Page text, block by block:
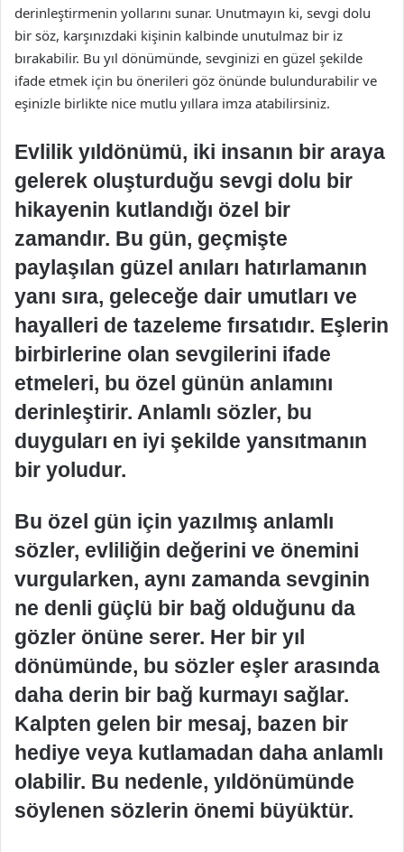
derinleştirmenin yollarını sunar. Unutmayın ki, sevgi dolu
bir söz, karşınızdaki kişinin kalbinde unutulmaz bir iz
bırakabilir. Bu yıl dönümünde, sevginizi en güzel şekilde
ifade etmek için bu önerileri göz önünde bulundurabilir ve
eşinizle birlikte nice mutlu yıllara imza atabilirsiniz.
Evlilik yıldönümü, iki insanın bir araya
gelerek oluşturduğu sevgi dolu bir
hikayenin kutlandığı özel bir
zamandır. Bu gün, geçmişte
paylaşılan güzel anıları hatırlamanın
yanı sıra, geleceğe dair umutları ve
hayalleri de tazeleme fırsatıdır. Eşlerin
birbirlerine olan sevgilerini ifade
etmeleri, bu özel günün anlamını
derinleştirir. Anlamlı sözler, bu
duyguları en iyi şekilde yansıtmanın
bir yoludur.
Bu özel gün için yazılmış anlamlı
sözler, evliliğin değerini ve önemini
vurgularken, aynı zamanda sevginin
ne denli güçlü bir bağ olduğunu da
gözler önüne serer. Her bir yıl
dönümünde, bu sözler eşler arasında
daha derin bir bağ kurmayı sağlar.
Kalpten gelen bir mesaj, bazen bir
hediye veya kutlamadan daha anlamlı
olabilir. Bu nedenle, yıldönümünde
söylenen sözlerin önemi büyüktür.